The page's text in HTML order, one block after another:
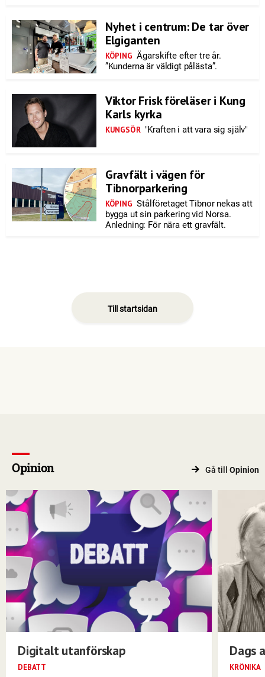
Nyhet i centrum: De tar över
Elgiganten
KÖPING Ägarskifte efter tre år.
”Kunderna är väldigt pålästa”.
Viktor Frisk föreläser i Kung
Karls kyrka
KUNGSÖR "Kraften i att vara sig själv"
Gravfält i vägen för
Tibnorparkering
KÖPING Stålföretaget Tibnor nekas att
bygga ut sin parkering vid Norsa.
Anledning: För nära ett gravfält.
Till startsidan
Opinion Gå till Opinion
Digitalt utanförskap
DEBATT
Dags
KRÖNIKA